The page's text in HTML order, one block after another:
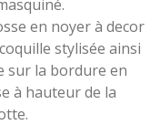
en noyer à decor
stylisée ainsi
sur la bordure en
à hauteur de la